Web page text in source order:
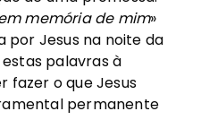
memória de mim»
por Jesus na noite da
palavras à
fazer o que Jesus
permanente